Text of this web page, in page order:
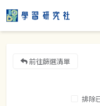
前往篩選清單
排除